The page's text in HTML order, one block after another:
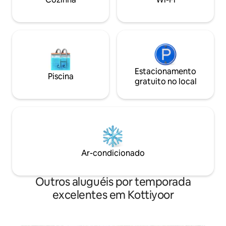
grupos de
Piscina
Estacionamento
gratuito no local
Ar-condicionado
Outros aluguéis por temporada
excelentes em Kottiyoor